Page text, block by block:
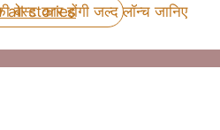
all stories